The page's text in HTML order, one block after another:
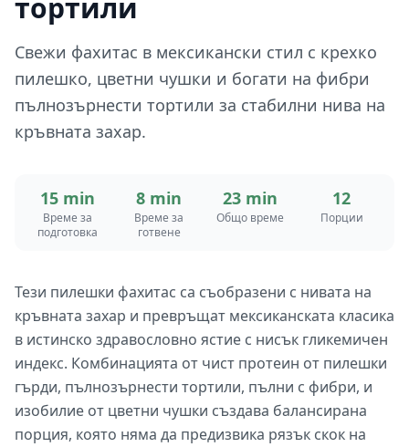
тортили
Свежи фахитас в мексикански стил с крехко
пилешко, цветни чушки и богати на фибри
пълнозърнести тортили за стабилни нива на
кръвната захар.
15 min
Време за
подготовка
8 min
Време за
готвене
23 min
Общо време
12
Порции
Тези пилешки фахитас са съобразени с нивата на
кръвната захар и превръщат мексиканската класика
в истинско здравословно ястие с нисък гликемичен
индекс. Комбинацията от чист протеин от пилешки
гърди, пълнозърнести тортили, пълни с фибри, и
изобилие от цветни чушки създава балансирана
порция, която няма да предизвика рязък скок на